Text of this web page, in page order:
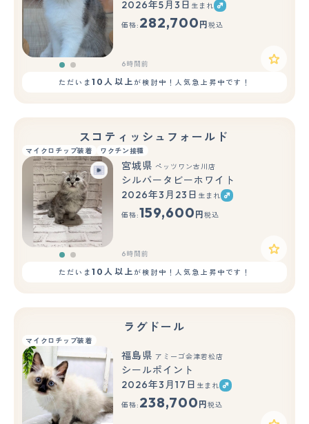
もっと見る
2026年5月3日 生まれ
価格: 282,700 円 税込
6時間前
ただいま10人以上が検討中！人気急上昇中です！
スコティッシュフォールド
マイクロチップ装着 ワクチン接種
もっと見る
宮城県 ペッツワン古川店
シルバータビーホワイト
2026年3月23日 生まれ
価格:159,600 円 税込
6時間前
ただいま10人以上が検討中！人気急上昇中です！
ラグドール
マイクロチップ装着
福島県 アミーゴ会津若松店
シールポイント
2026年3月17日 生まれ
価格: 238,700 円 税込